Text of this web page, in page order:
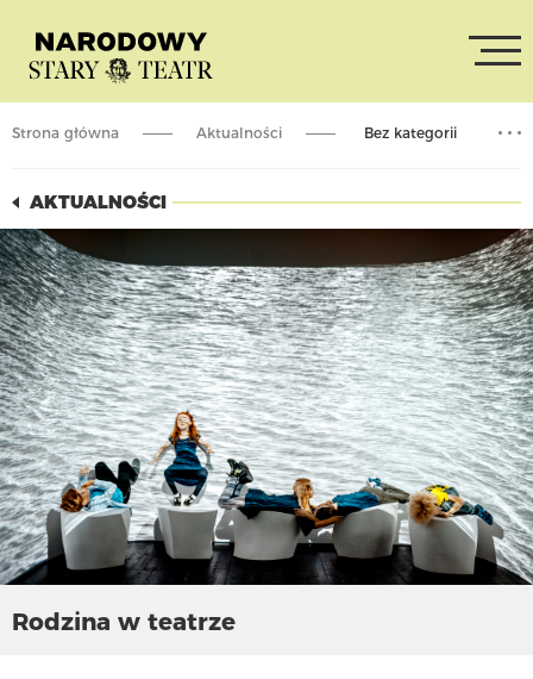
Strona główna Bez kategorii
Aktualności
AKTUALNOŚCI
Rodzina w teatrze